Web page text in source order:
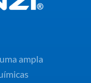
ampla